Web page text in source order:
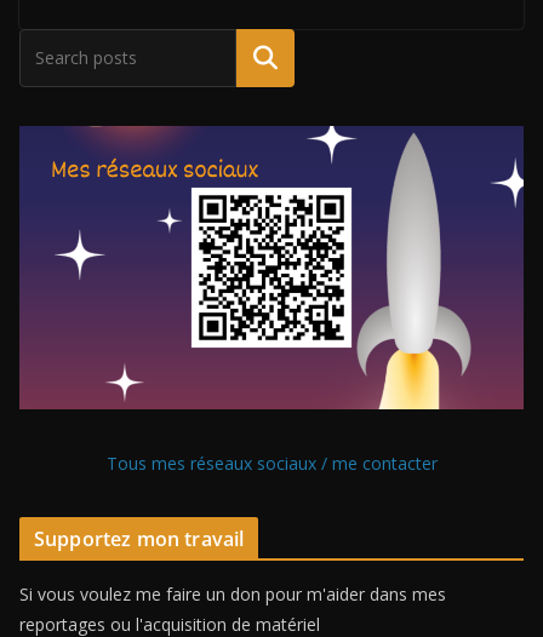
Tous mes réseaux sociaux / me contacter
Supportez mon travail
Si vous voulez me faire un don pour m'aider dans mes
reportages ou l'acquisition de matériel